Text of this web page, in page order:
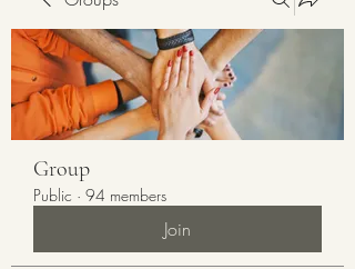
Group
Public · 94 members
Join